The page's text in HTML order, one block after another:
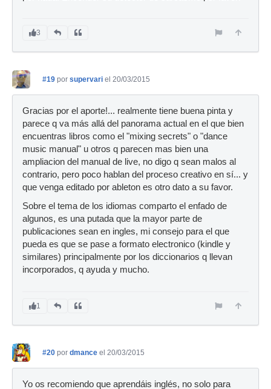
3
#19 por supervari el 20/03/2015
Gracias por el aporte!... realmente tiene buena pinta y
parece q va más allá del panorama actual en el que bien
encuentras libros como el "mixing secrets" o "dance
music manual" u otros q parecen mas bien una
ampliacion del manual de live, no digo q sean malos al
contrario, pero poco hablan del proceso creativo en sí... y
que venga editado por ableton es otro dato a su favor.
Sobre el tema de los idiomas comparto el enfado de
algunos, es una putada que la mayor parte de
publicaciones sean en ingles, mi consejo para el que
pueda es que se pase a formato electronico (kindle y
similares) principalmente por los diccionarios q llevan
incorporados, q ayuda y mucho.
1
#20 por dmance el 20/03/2015
Yo os recomiendo que aprendáis inglés, no solo para